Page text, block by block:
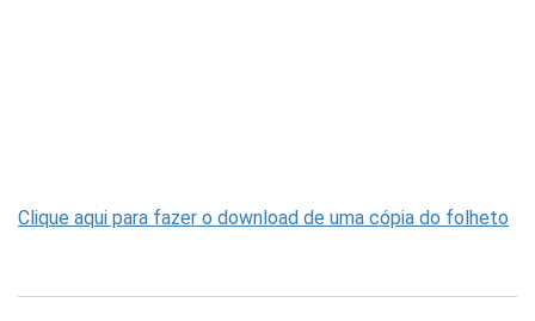
Clique aqui para fazer o download de uma cópia do folheto